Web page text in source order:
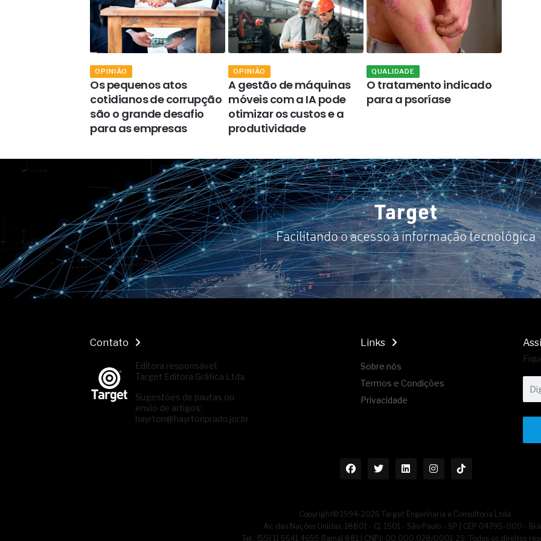
OPINIÃO
Os pequenos atos
cotidianos de corrupção
são o grande desafio
para as empresas
OPINIÃO
A gestão de máquinas
móveis com a IA pode
otimizar os custos e a
produtividade
QUALIDADE
O tratamento indicado
para a psoríase
Target
Facilitando o acesso à informação tecnológica
Contato
Editora responsável:
Target Editora Gráfica Ltda.
Sugestões de pautas ou
envio de artigos:
hayrton@hayrtonprado.jor.br
Links
Sobre nós
Termos e Condições
Privacidade
Copyright© 1994-2026 Target Engenharia e Consultoria Ltda.
Av. das Nações Unidas, 18801 - Cj. 1501 - São Paulo - SP | CEP 04795-000 -
Tel.: [55] 11 5641.4655 Ramal 881 | CNPJ: 00.000.028/0001-29. Todos os direitos